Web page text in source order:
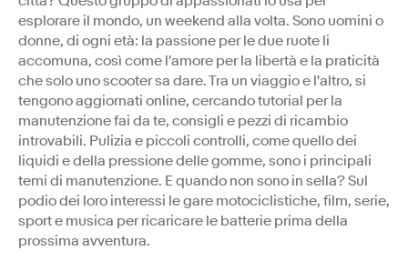
esplorare il mondo, un weekend alla volta. Sono uomini o
donne, di ogni età: la passione per le due ruote li
accomuna, così come l'amore per la libertà e la praticità
che solo uno scooter sa dare. Tra un viaggio e l'altro, si
tengono aggiornati online, cercando tutorial per la
manutenzione fai da te, consigli e pezzi di ricambio
introvabili. Pulizia e piccoli controlli, come quello dei
liquidi e della pressione delle gomme, sono i principali
temi di manutenzione. E quando non sono in sella? Sul
podio dei loro interessi le gare motociclistiche, film, serie,
sport e musica per ricaricare le batterie prima della
prossima avventura.